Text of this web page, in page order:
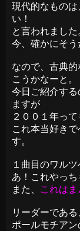
現代的なもの
い！
と言われました
今、確かにそう
なので、古典
こうかなーと。
今日ご紹介す
ますが
２００１年っ
これ本当好き
す。
１曲目のワル
あ！これやっ
また、
これはま
リーダーであ
ポールモチア